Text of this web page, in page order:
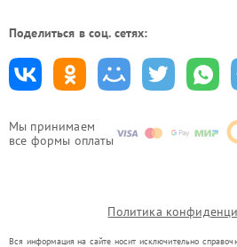
Мы принимаем
все формы оплаты
Поделиться в соц. сетях:
Политика
Вся информация на сайте носит исключительно